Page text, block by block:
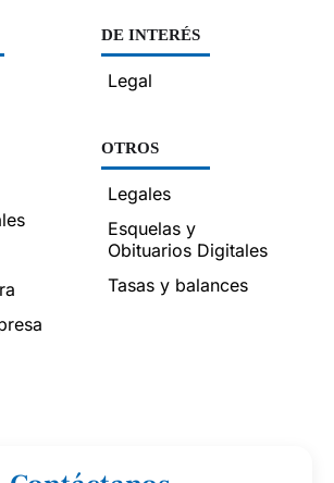
DE INTERÉS
Legal
OTROS
Legales
Esquelas y
Obituarios Digitales
Tasas y balances